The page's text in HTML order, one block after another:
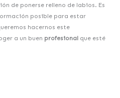
de ponerse relleno de labios. Es
posible para estar
hacernos este
a un buen profesional que esté